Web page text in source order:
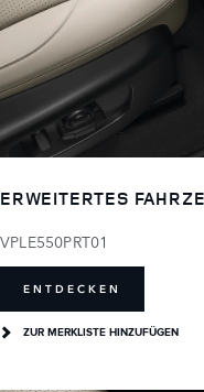
ERWEITERTES
VPLE550PRT01
ENTDECKEN
ZUR MERKLISTE HINZUFÜGEN